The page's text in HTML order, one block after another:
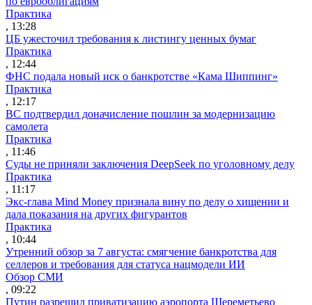
Практика
, 13:28
ЦБ ужесточил требования к листингу ценных бумаг
Практика
, 12:44
ФНС подала новый иск о банкротстве «Кама Шиппинг»
Практика
, 12:17
ВС подтвердил доначисление пошлин за модернизацию
самолета
Практика
, 11:46
Суды не приняли заключения DeepSeek по уголовному делу
Практика
, 11:17
Экс-глава Mind Money признала вину по делу о хищении и
дала показания на других фигурантов
Практика
, 10:44
Утренний обзор за 7 августа: смягчение банкротства для
селлеров и требования для статуса нацмодели ИИ
Обзор СМИ
, 09:22
Путин разрешил приватизацию аэропорта Шереметьево